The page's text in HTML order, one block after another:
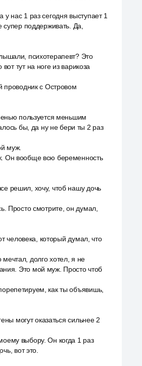
нас 1 раз сегодня выступает 1
поддерживать. Да,
психотерапевт? Это
тут на ноге из варикоза
проводник с Островом
пользуется меньшим
бы, да ну не бери ты 2 раз
муж.
Он вообще всю беременность
решил, хочу, чтоб нашу дочь
Просто смотрите, он думал,
человека, который думал, что
долго хотел, я не
Это мой муж. Просто чтоб
как ты объявишь,
могут оказаться сильнее 2
выбору. Он когда 1 раз
вот это.